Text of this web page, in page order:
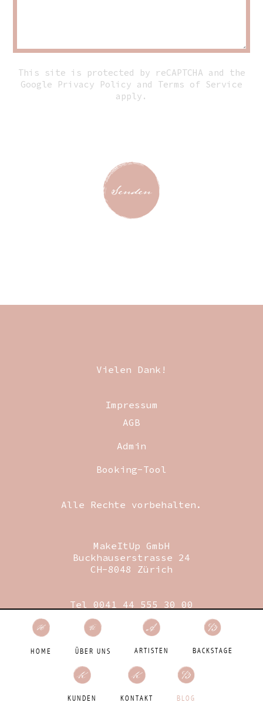
HOME ÜBER UNS ARTISTEN BACKSTAGE
KUNDEN KONTAKT BLOG
This site is protected by reCAPTCHA and the
Google
Privacy Policy and Terms of Service
apply.
Vielen Dank!
Impressum
AGB
Admin
Booking-Tool
Alle Rechte vorbehalten.
MakeItUp GmbH
Buckhauserstrasse 24
CH-8048 Zürich
Tel 0041 44 555 30 00
Fax 0041 44 555 30 09
Mailbooking@makeitup.ch
Designed by Birdie GmbH